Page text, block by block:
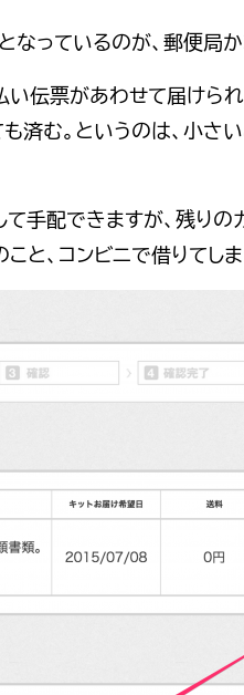
なっているのが、郵便局か
い伝票があわせて届けら
済む。というのは、小さ
て手配できますが、残りの
と、コンビニで借りてしま